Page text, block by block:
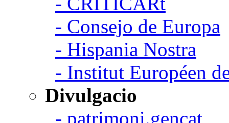
- Consejo de Europa
- Hispania Nostra
- Institut Européen
Divulgacio
- patrimoni.gencat